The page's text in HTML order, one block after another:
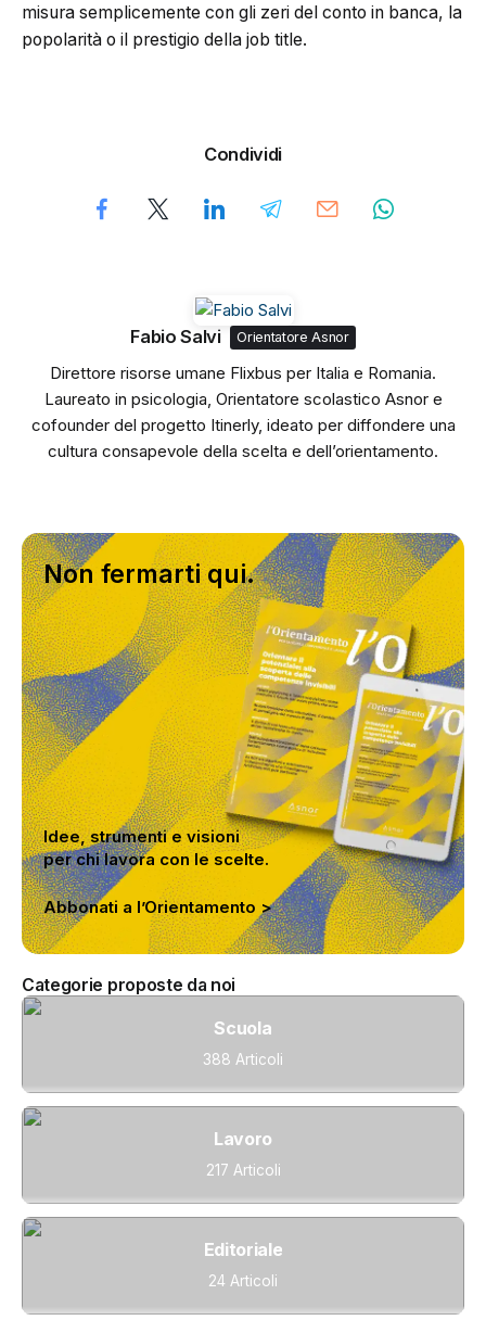
misura semplicemente con gli zeri del conto in banca, la
popolarità o il prestigio della job title.
Condividi
Fabio Salvi Orientatore Asnor
Direttore risorse umane Flixbus per Italia e Romania.
Laureato in psicologia, Orientatore scolastico Asnor e
cofounder del progetto Itinerly, ideato per diffondere una
cultura consapevole della scelta e dell’orientamento.
Non fermarti qui.
Idee, strumenti e visioni
per chi lavora con le scelte.
Abbonati a l’Orientamento >
Categorie proposte da noi
Scuola
388 Articoli
Lavoro
217 Articoli
Editoriale
24 Articoli